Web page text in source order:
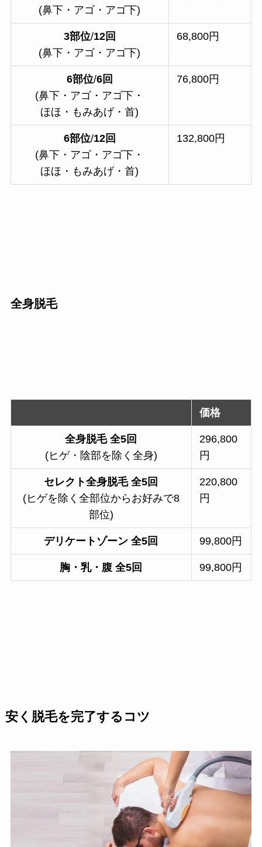
(鼻下・アゴ・アゴ下)
3部位/12回
(鼻下・アゴ・アゴ下)
68,800円
6部位/6回
(鼻下・アゴ・アゴ下・
ほほ・もみあげ・首)
76,800円
6部位/12回
(鼻下・アゴ・アゴ下・
ほほ・もみあげ・首)
132,800円
全身脱毛
価格
全身脱毛 全5回
(ヒゲ・陰部を除く全身)
296,800
円
セレクト全身脱毛 全5回
(ヒゲを除く全部位からお好みで8
部位)
220,800
円
デリケートゾーン 全5回 99,800円
胸・乳・腹全5回 99,800円
安く脱毛を完了するコツ